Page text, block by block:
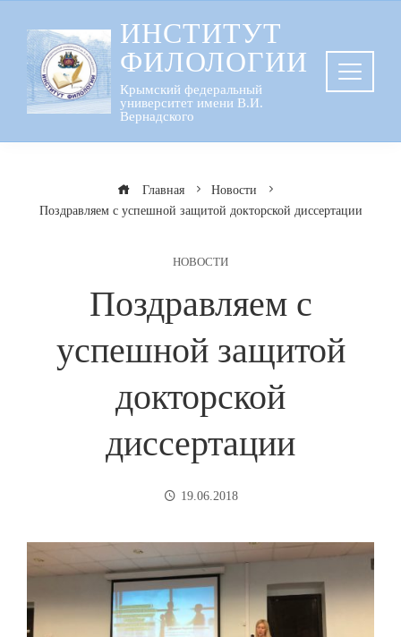
содержанию
ИНСТИТУТ
ФИЛОЛОГИИ
Крымский федеральный
университет имени В.И.
Вернадского
Главная
Новости
Поздравляем с успешной защитой докторской диссертации
НОВОСТИ
Поздравляем с
успешной защитой
докторской
диссертации
19.06.2018